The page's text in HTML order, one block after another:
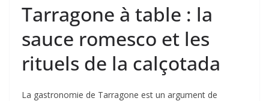
Tarragone à table : la
sauce romesco et les
rituels de la calçotada
La gastronomie de Tarragone est un argument de